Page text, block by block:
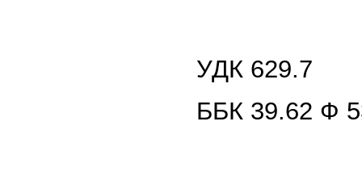
УДК 629.7
ББК 39.62 Ф